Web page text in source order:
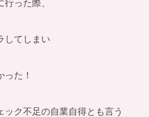
った際、
してしまい
た！
ック不足の自業自得とも言う